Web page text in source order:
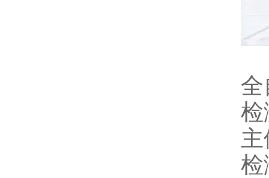
检
检